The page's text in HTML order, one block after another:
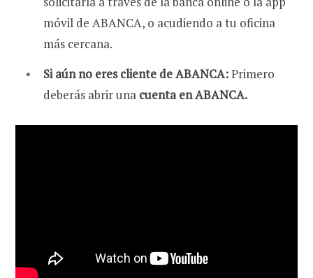
móvil de ABANCA, o acudiendo a tu oficina
más cercana.
Si aún no eres cliente de ABANCA:Primero
deberás abrir una cuenta en ABANCA.